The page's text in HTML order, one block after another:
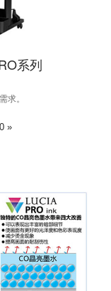
系列
求。
»